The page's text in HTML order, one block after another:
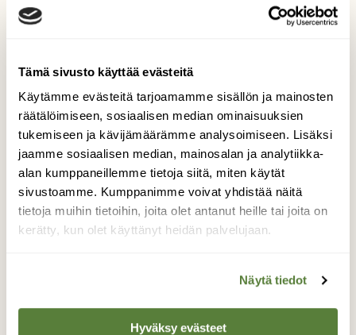
Tämä sivusto käyttää evästeitä
Käytämme evästeitä tarjoamamme sisällön ja mainosten
räätälöimiseen, sosiaalisen median ominaisuuksien
tukemiseen ja kävijämäärämme analysoimiseen. Lisäksi
jaamme sosiaalisen median, mainosalan ja analytiikka-
alan kumppaneillemme tietoja siitä, miten käytät
sivustoamme. Kumppanimme voivat yhdistää näitä
tietoja muihin tietoihin, joita olet antanut heille tai joita on
kerätty, kun olet käyttänyt heidän palvelujaan.
Näytä tiedot
Hyväksy evästeet
Irtonumero vain 9,50 €! (norm. 12,90 €)